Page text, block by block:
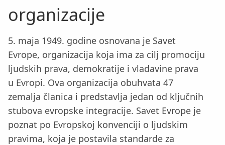
organizacije
5. maja 1949. godine osnovana je Savet
Evrope, organizacija koja ima za cilj promociju
ljudskih prava, demokratije i vladavine prava
u Evropi. Ova organizacija obuhvata 47
zemalja članica i predstavlja jedan od ključnih
stubova evropske integracije. Savet Evrope je
poznat po Evropskoj konvenciji o ljudskim
pravima, koja je postavila standarde za